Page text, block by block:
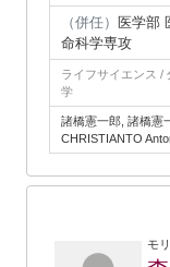
（併任） 医学部
命科学専攻
ライフサイエンス /
学
諸橋憲一郎, 諸橋憲
CHRISTIANTO
モ